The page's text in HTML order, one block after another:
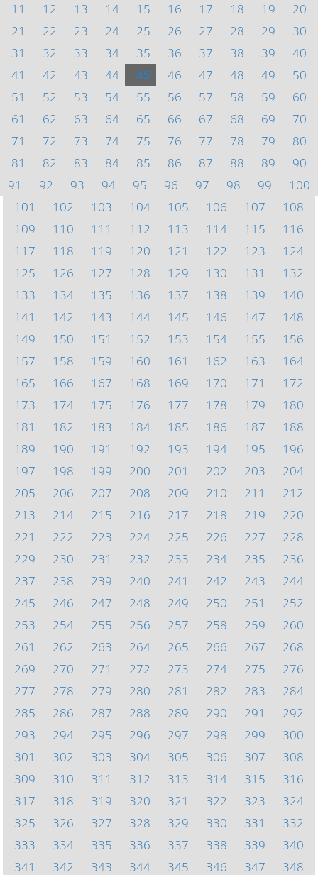
11
12 13 14 15 16 17 18 19
20
21
22 23 24 25 26 27 28 29
30
31
32 33 34 35 36 37 38 39
40
41
42 43 44 45 46 47 48 49
50
51
52 53 54 55 56 57 58 59
60
61
62 63 64 65 66 67 68 69
70
71
72 73 74 75 76 77 78 79
80
81
82 83 84 85 86 87 88 89
90
91
92 93 94 95 96 97 98 99
100
101
102 103 104 105 106 107
108
109
110 111 112 113 114 115
116
117
118 119 120 121 122 123
124
125
126 127 128 129 130 131
132
133
134 135 136 137 138 139
140
141
142 143 144 145 146 147
148
149
150 151 152 153 154 155
156
157
158 159 160 161 162 163
164
165
166 167 168 169 170 171
172
173
174 175 176 177 178 179
180
181
182 183 184 185 186 187
188
189
190 191 192 193 194 195
196
197
198 199 200 201 202 203
204
205
206 207 208 209 210 211
212
213
214 215 216 217 218 219
220
221
222 223 224 225 226 227
228
229
230 231 232 233 234 235
236
237
238 239 240 241 242 243
244
245
246 247 248 249 250 251
252
253
254 255 256 257 258 259
260
261
262 263 264 265 266 267
268
269
270 271 272 273 274 275
276
277
278 279 280 281 282 283
284
285
286 287 288 289 290 291
292
293
294 295 296 297 298 299
300
301
302 303 304 305 306 307
308
309
310 311 312 313 314 315
316
317
318 319 320 321 322 323
324
325
326 327 328 329 330 331
332
333
334 335 336 337 338 339
340
341
342 343 344 345 346 347 348